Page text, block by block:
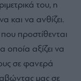
του, η
και να ανθίζει.
προστίθενται
οποία αξίζει να
σε φανερά
μας σε